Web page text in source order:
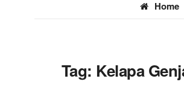
Home
Tag: Kelapa